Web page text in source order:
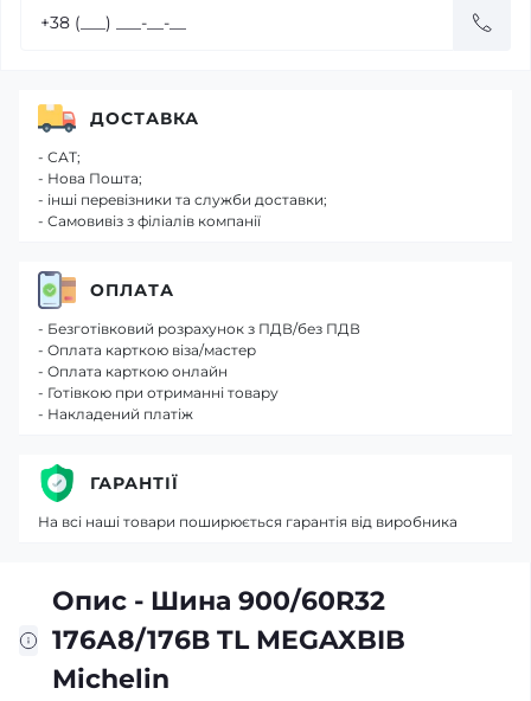
Опис - Шина 900/60R32
176А8/176В TL MEGAXBIB
Michelin
ДОСТАВКА
- САТ;
- Нова Пошта;
- інші перевізники та служби доставки;
- Самовивіз з філіалів компанії
ОПЛАТА
- Безготівковий розрахунок з ПДВ/без ПДВ
- Оплата карткою віза/мастер
- Оплата карткою онлайн
- Готівкою при отриманні товару
- Накладений платіж
ГАРАНТІЇ
На всі наші товари поширюється гарантія від виробника